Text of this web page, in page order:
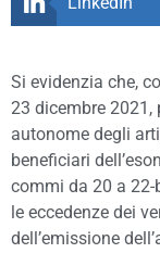
Si evidenzia che,
23 dicembre
autonome degli
beneficiari
commi da 20 a 22-
le eccedenze dei
dell’emissione